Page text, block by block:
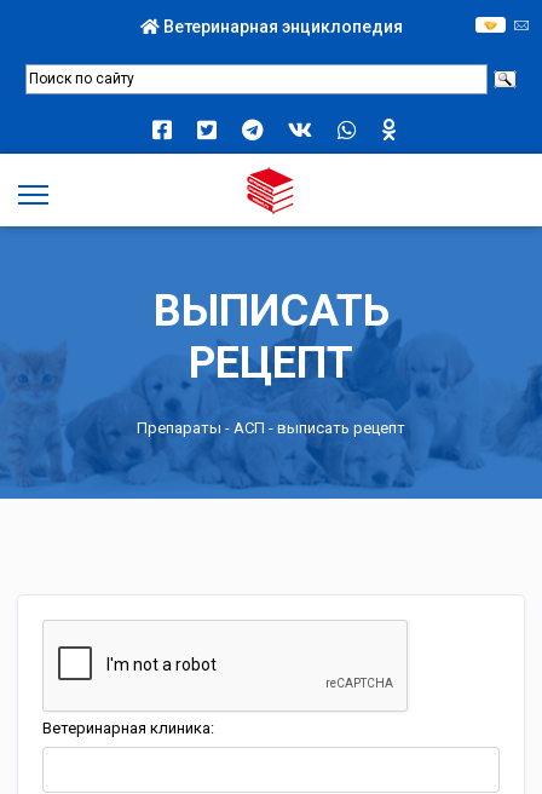
Ветеринарная энциклопедия
ВЫПИСАТЬ
РЕЦЕПТ
Препараты - АСП - выписать рецепт
Ветеринарная клиника: